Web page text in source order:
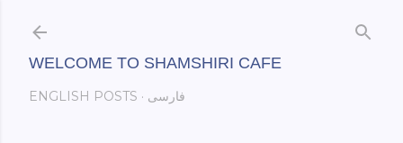
WELCOME TO SHAMSHIRI CAFE
ENGLISH POSTS فارسی